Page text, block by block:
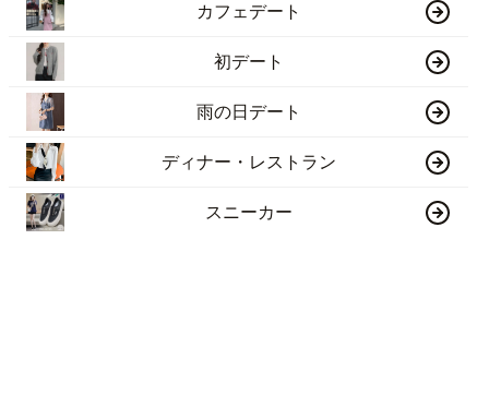
カフェデート
初デート
雨の日デート
ディナー・レストラン
スニーカー